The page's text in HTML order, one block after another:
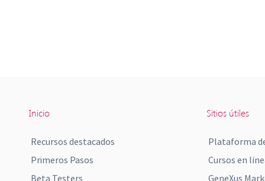
Inicio
Recursos destacados
Primeros Pasos
Beta Testers
Sitios útiles
Plataforma
Cursos en
GeneXus